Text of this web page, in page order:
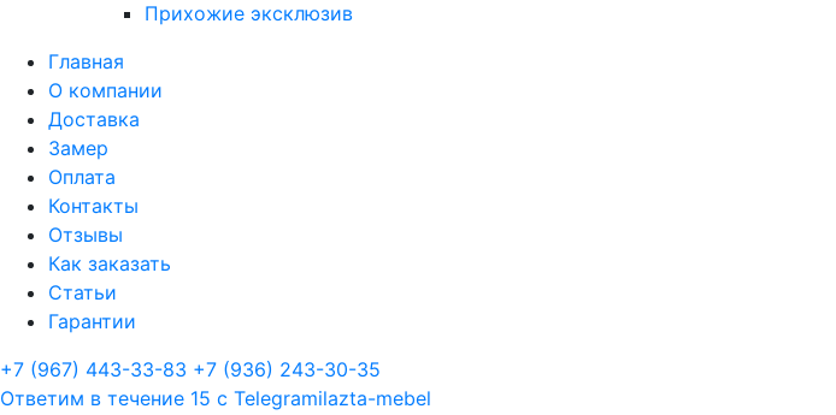
Прихожие эксклюзив
Главная
О компании
Доставка
Замер
Оплата
Контакты
Отзывы
Как заказать
Статьи
Гарантии
+7 (967) 443-33-83 +7 (936) 243-30-35
Ответим в течение 15 с Telegramilazta-mebel